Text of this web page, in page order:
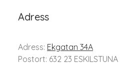
Adress
Adress: Ekgatan 34A
Postort: 632 23 ESKILSTUNA